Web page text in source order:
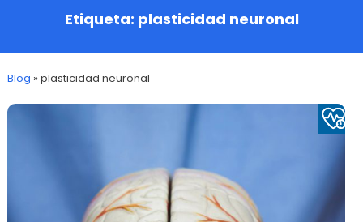
Etiqueta: plasticidad neuronal
Blog »plasticidad neuronal